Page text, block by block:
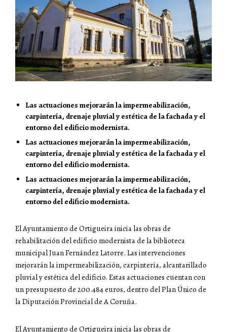
Las actuaciones mejorarán la impermeabilización,
carpintería, drenaje pluvial y estética de la fachada y el
entorno del edificio modernista.
Las actuaciones mejorarán la impermeabilización,
carpintería, drenaje pluvial y estética de la fachada y el
entorno del edificio modernista.
Las actuaciones mejorarán la impermeabilización,
carpintería, drenaje pluvial y estética de la fachada y el
entorno del edificio modernista.
El Ayuntamiento de Ortigueira inicia las obras de
rehabilitación del edificio modernista de la biblioteca
municipal Juan Fernández Latorre. Las intervenciones
mejorarán la impermeabilización, carpintería, alcantarillado
pluvial y estética del edificio. Estas actuaciones cuentan con
un presupuesto de 200.484 euros, dentro del Plan Único de
la Diputación Provincial de A Coruña.
El Ayuntamiento de Ortigueira inicia las obras de